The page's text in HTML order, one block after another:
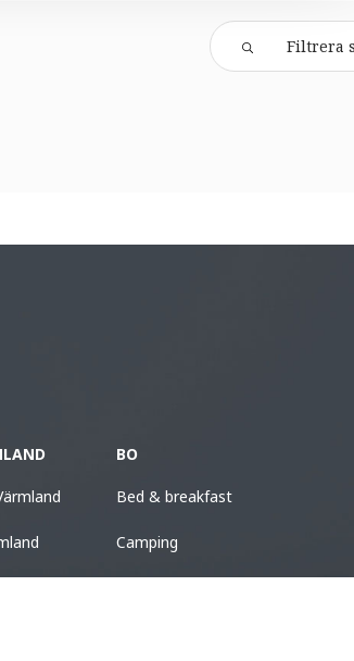
BO
Bed & breakfast
Camping